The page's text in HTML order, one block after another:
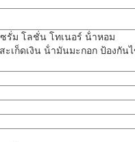
รั่ม โลชั่น โทเนอร์ น้ําหอม
เก็ดเงิน น้ํามันมะกอก ป้องกัน